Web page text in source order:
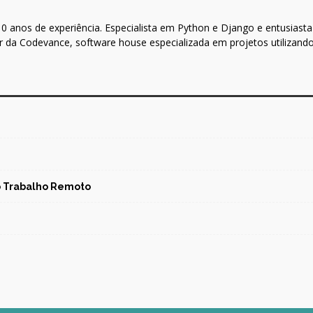
anos de experiência. Especialista em Python e Django e
da Codevance, software house especializada em projetos
Trabalho Remoto